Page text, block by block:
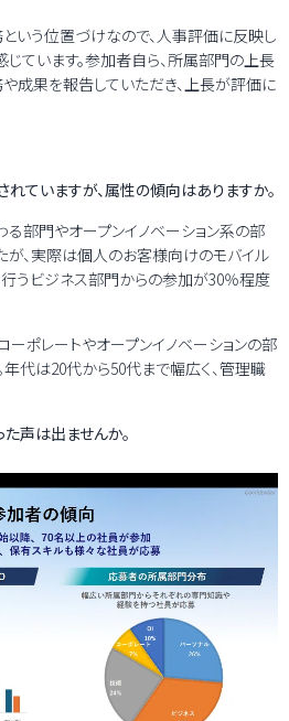
いう位置づけなので、人事評価に反映し
ています。参加者自ら、所属部門の上長
成果を報告していただき、上長が評価に
ていますが、属性の傾向はありますか。
部門やオープンイノベーション系の部
が、実際は個人のお客様向けのモバイル
うビジネス部門からの参加が30％程度
ポレートやオープンイノベーションの部
代は20代から50代まで幅広く、管理職
た声は出ませんか。